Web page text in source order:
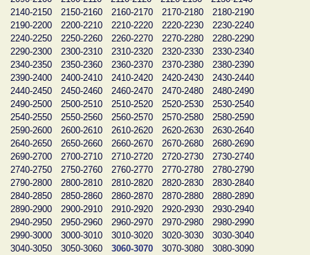
2140-2150
2150-2160 2160-2170 2170-2180
2180-2190
2190-2200
2200-2210 2210-2220 2220-2230
2230-2240
2240-2250
2250-2260 2260-2270 2270-2280
2280-2290
2290-2300
2300-2310 2310-2320 2320-2330
2330-2340
2340-2350
2350-2360 2360-2370 2370-2380
2380-2390
2390-2400
2400-2410 2410-2420 2420-2430
2430-2440
2440-2450
2450-2460 2460-2470 2470-2480
2480-2490
2490-2500
2500-2510 2510-2520 2520-2530
2530-2540
2540-2550
2550-2560 2560-2570 2570-2580
2580-2590
2590-2600
2600-2610 2610-2620 2620-2630
2630-2640
2640-2650
2650-2660 2660-2670 2670-2680
2680-2690
2690-2700
2700-2710 2710-2720 2720-2730
2730-2740
2740-2750
2750-2760 2760-2770 2770-2780
2780-2790
2790-2800
2800-2810 2810-2820 2820-2830
2830-2840
2840-2850
2850-2860 2860-2870 2870-2880
2880-2890
2890-2900
2900-2910 2910-2920 2920-2930
2930-2940
2940-2950
2950-2960 2960-2970 2970-2980
2980-2990
2990-3000
3000-3010 3010-3020 3020-3030
3030-3040
3040-3050
3050-3060 3060-3070 3070-3080
3080-3090